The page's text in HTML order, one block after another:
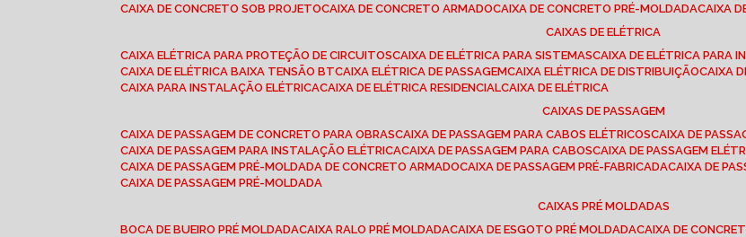
CAIXA DE CONCRETO SOB PROJETO CAIXA DE CONCRETO ARMADO CAIXA DE CONCRETO PRÉ-MOLDADA CAIXA
CAIXAS DE ELÉTRICA
CAIXA ELÉTRICA PARA PROTEÇÃO DE CIRCUITOS CAIXA DE ELÉTRICA PARA SISTEMAS CAIXA DE ELÉTRICA PARA
CAIXA DE ELÉTRICA BAIXA TENSÃO BT CAIXA ELÉTRICA DE PASSAGEM CAIXA ELÉTRICA DE DISTRIBUIÇÃO CAIXA
CAIXA PARA INSTALAÇÃO ELÉTRICA CAIXA DE ELÉTRICA RESIDENCIAL CAIXA DE ELÉTRICA
CAIXAS DE PASSAGEM
CAIXA DE PASSAGEM DE CONCRETO PARA OBRAS CAIXA DE PASSAGEM PARA CABOS ELÉTRICOS CAIXA DE
CAIXA DE PASSAGEM PARA INSTALAÇÃO ELÉTRICA CAIXA DE PASSAGEM PARA CABOS CAIXA DE PASSAGEM
CAIXA DE PASSAGEM PRÉ-MOLDADA DE CONCRETO ARMADO CAIXA DE PASSAGEM PRÉ-FABRICADA CAIXA DE
CAIXA DE PASSAGEM PRÉ-MOLDADA
CAIXAS PRÉ MOLDADAS
BOCA DE BUEIRO PRÉ MOLDADA CAIXA RALO PRÉ MOLDADA CAIXA DE ESGOTO PRÉ MOLDADA CAIXA DE